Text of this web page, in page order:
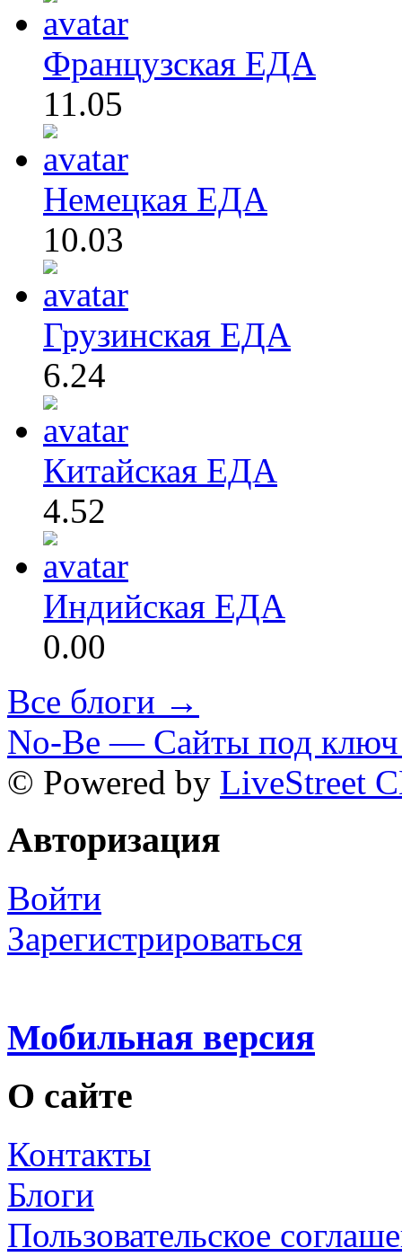
Французская ЕДА
11.05
Немецкая ЕДА
10.03
Грузинская ЕДА
6.24
Китайская ЕДА
4.52
Индийская ЕДА
0.00
Все блоги →
No-Be — Сайты под ключ
© Powered by LiveStreet
Авторизация
Войти
Зарегистрироваться
Мобильная версия
О сайте
Контакты
Блоги
Пользовательское